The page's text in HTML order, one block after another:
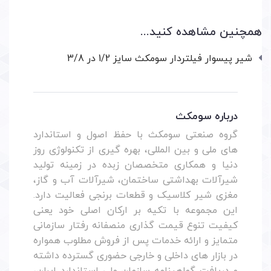
همچنین مشاهده کنید...
شیر پیسوار فیلتردار سومکث سایز 1/2 در 3/8
درباره سومکث
گروه صنعتی سومکث با حفظ اصول و استاندارد
های ملی و بین المللی، بهره گیری از تکنولوژی روز
دنیا و همکاری متخصصان زبده در زمینه تولید
شیرآلات بهداشتی ساختمان، شیرآلات آب و گاز،
مغزی شیر کلاسیک و قطعات برنجی فعالیت دارد.
این مجموعه با تکیه بر ارکان اصلی خود یعنی
کیفیت تنوع قیمت گذاری منصفانه رفتار سازمانی
متمایز و ارائه خدمات پس از فروش مطلوب همواره
در بازار های داخلی و خارجی حضوری گسترده داشته